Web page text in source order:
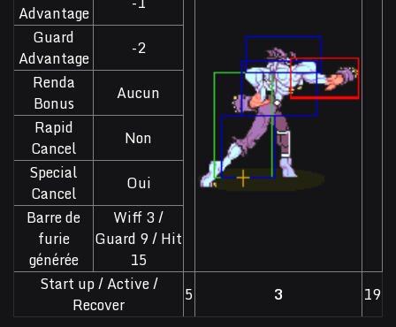
Advantage
Guard
Advantage
-2
Renda
Bonus
Aucun
Rapid
Cancel
Non
Special
Cancel
Oui
Barre de
furie
générée
Wiff 3 /
Guard 9 / Hit
15
Start up / Active /
Recover
5 3 19